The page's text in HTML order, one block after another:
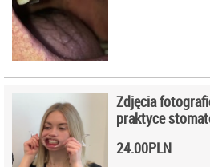
Zdjęcia
praktyce
24.00PLN